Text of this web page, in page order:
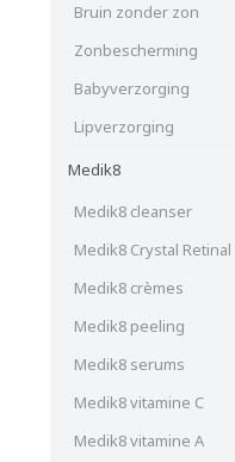
Bruin zonder zon
Zonbescherming
Babyverzorging
Lipverzorging
Medik8
Medik8 cleanser
Medik8 Crystal Retinal
Medik8 crèmes
Medik8 peeling
Medik8 serums
Medik8 vitamine C
Medik8 vitamine A